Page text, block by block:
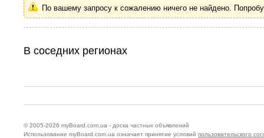
По вашему запросу к сожалению ничего не найдено.
В соседних регионах
© 2005-2026 myBoard.com.ua - доска частных объявлений
Использование myBoard.com.ua означает принятие условий пользовательского